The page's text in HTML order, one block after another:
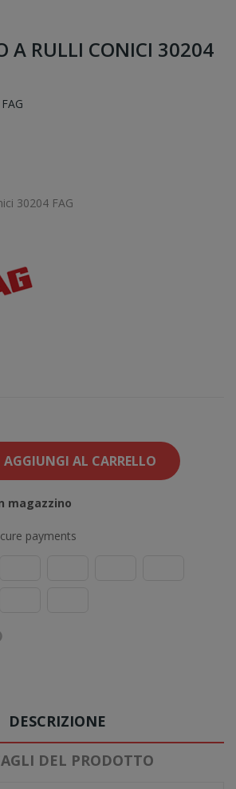
A RULLI CONICI 30204
30204 FAG
AGGIUNGI AL CARRELLO
magazzino
payments
DESCRIZIONE
DEL PRODOTTO